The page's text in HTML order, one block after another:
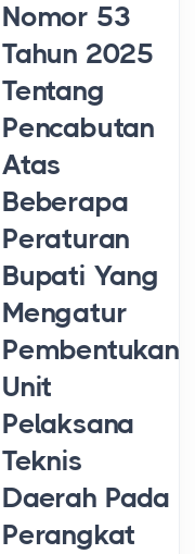
Nomor 53
Tahun 2025
Tentang
Pencabutan
Atas
Beberapa
Peraturan
Bupati Yang
Mengatur
Pembentukan
Unit
Pelaksana
Teknis
Daerah Pada
Perangkat